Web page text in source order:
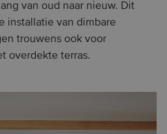
van oud naar nieuw. Dit
installatie van dimbare
trouwens ook voor
overdekte terras.